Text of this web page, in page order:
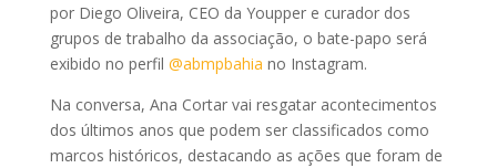
por Diego Oliveira, CEO da Youpper e curador dos
grupos de trabalho da associação, o bate-papo será
exibido no perfil @abmpbahia no Instagram.
Na conversa, Ana Cortar vai resgatar acontecimentos
dos últimos anos que podem ser classificados como
marcos históricos, destacando as ações que foram de